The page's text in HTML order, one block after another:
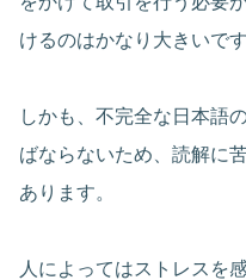
けるのはかなり大きいです
しかも、不完全な日本語
ばならないため、読解に
あります。
人によってはストレスを